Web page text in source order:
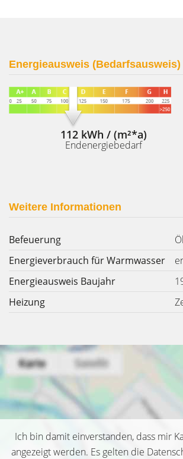
Energieausweis (Bedarfsausweis)
112 kWh / (m²*a)
Endenergiebedarf
Weitere Informationen
Befeuerung
Öl
Energieverbrauch für Warmwasser
Energieausweis Baujahr
Heizung
Ich bin damit einverstanden, dass mir
angezeigt werden. Es gelten die